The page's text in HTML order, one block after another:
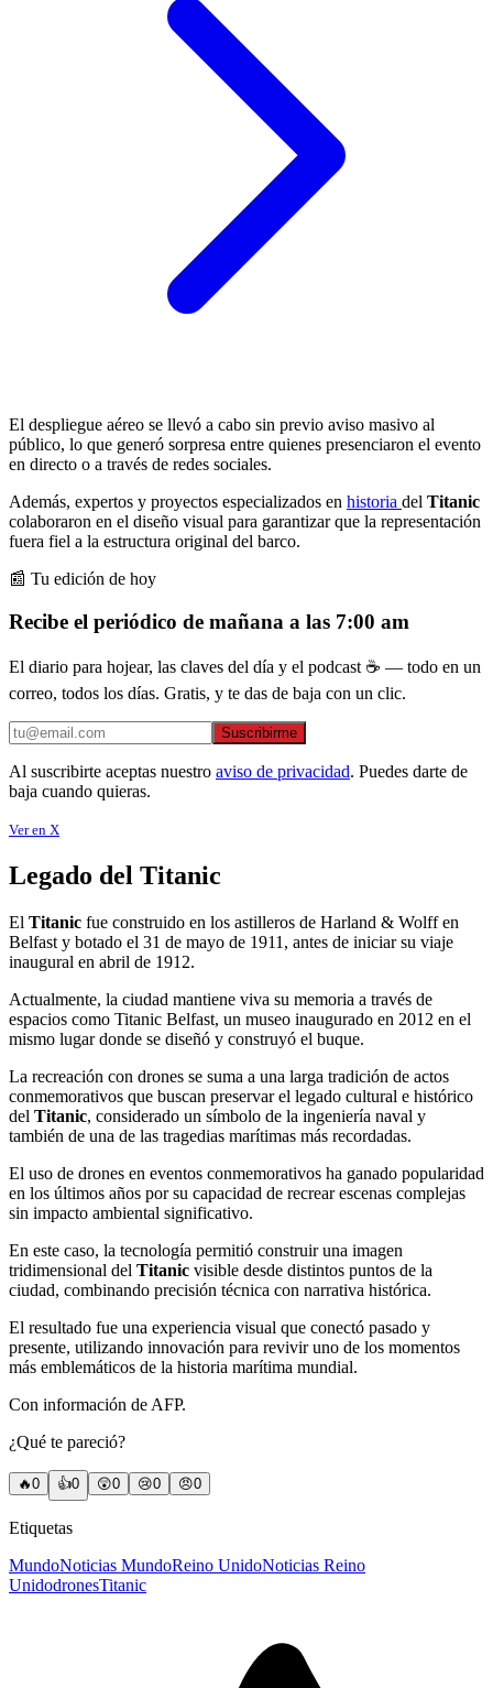
El despliegue aéreo se llevó a cabo sin previo aviso masivo al
público, lo que generó sorpresa entre quienes presenciaron el evento
en directo o a través de redes sociales.
Además, expertos y proyectos especializados en historia del Titanic
colaboraron en el diseño visual para garantizar que la representación
fuera fiel a la estructura original del barco.
📰 Tu edición de hoy
Recibe el periódico de mañana a las 7:00 am
El diario para hojear, las claves del día y el podcast ☕ — todo en un
correo, todos los días. Gratis, y te das de baja con un clic.
Suscribirme
Al suscribirte aceptas nuestro aviso de privacidad. Puedes darte de
baja cuando quieras.
Ver en X
Legado del Titanic
El Titanic fue construido en los astilleros de Harland & Wolff en
Belfast y botado el 31 de mayo de 1911, antes de iniciar su viaje
inaugural en abril de 1912.
Actualmente, la ciudad mantiene viva su memoria a través de
espacios como Titanic Belfast, un museo inaugurado en 2012 en el
mismo lugar donde se diseñó y construyó el buque.
La recreación con drones se suma a una larga tradición de actos
conmemorativos que buscan preservar el legado cultural e histórico
del Titanic, considerado un símbolo de la ingeniería naval y
también de una de las tragedias marítimas más recordadas.
El uso de drones en eventos conmemorativos ha ganado popularidad
en los últimos años por su capacidad de recrear escenas complejas
sin impacto ambiental significativo.
En este caso, la tecnología permitió construir una imagen
tridimensional del Titanic visible desde distintos puntos de la
ciudad, combinando precisión técnica con narrativa histórica.
El resultado fue una experiencia visual que conectó pasado y
presente, utilizando innovación para revivir uno de los momentos
más emblemáticos de la historia marítima mundial.
Con información de AFP.
¿Qué te pareció?
🔥0 👍0 😲0 😢0 😠0
Etiquetas
MundoNoticias MundoReino UnidoNoticias Reino
UnidodronesTitanic